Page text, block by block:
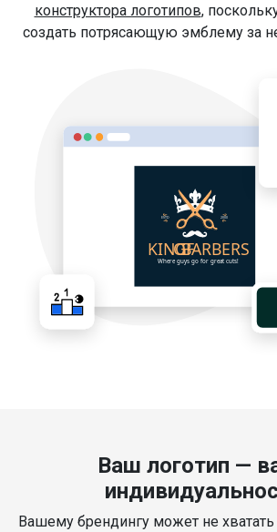
конструктора логотипов,
создать потрясающую эмблему за
Ваш логотип —
Вашему брендингу может не